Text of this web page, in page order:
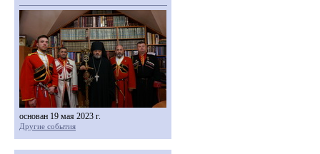
основан 19 мая 2023 г.
Другие события